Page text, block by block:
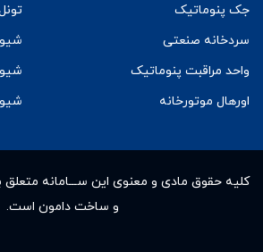
جک پنوماتیک
سردخانه صنعتی
واحد مراقبت پنوماتیک
اورهال موتورخانه
کلیه حقوق مادى و معنوى این ســـامانه
و ساخت دامون است.